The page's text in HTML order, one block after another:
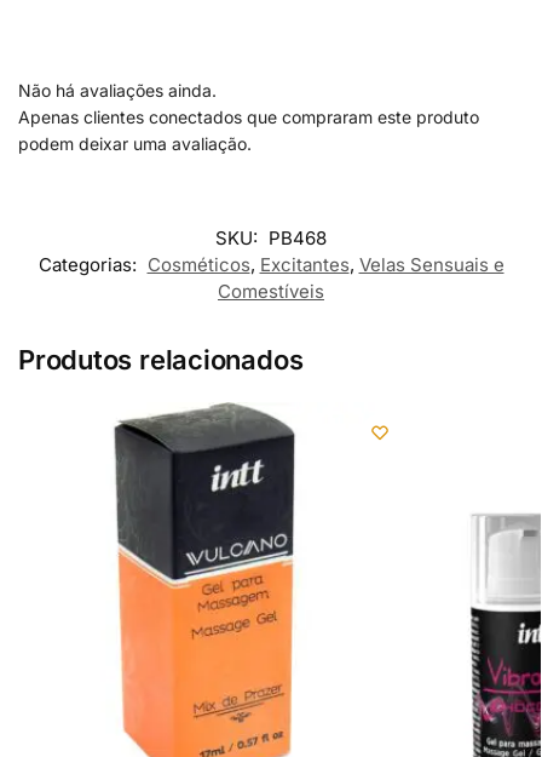
Não há avaliações ainda.
Apenas clientes conectados que compraram este produto
podem deixar uma avaliação.
SKU: PB468
Categorias: Cosméticos, Excitantes, Velas Sensuais e
Comestíveis
Produtos relacionados